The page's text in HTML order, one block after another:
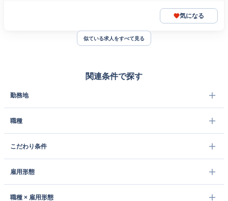
気になる
似ている求人をすべて見る
関連条件で探す
勤務地
職種
こだわり条件
雇用形態
職種 × 雇用形態